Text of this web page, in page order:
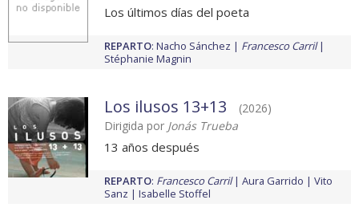
Los últimos días del poeta
REPARTO: Nacho Sánchez
Francesco Carril
Stéphanie Magnin
Los ilusos 13+13
(2026)
Dirigida por Jonás Trueba
13 años después
REPARTO: Francesco Carril Aura Garrido
Vito
Sanz
Isabelle Stoffel